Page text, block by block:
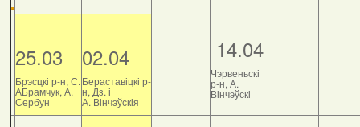
25.03
Брэсцкі р-н, С.
АБрамчук, А.
Сербун
02.04
Бераставіцкі р-
н, Дз. і
А. Вінчэўскія
14.04
Чэрвеньскі
р-н, А.
Вінчэўскі